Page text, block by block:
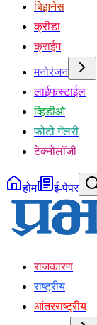
बिझनेस
क्रीडा
क्राईम
मनोरंजन
लाईफस्टाईल
व्हिडीओ
फोटो गॅलरी
टेक्नोलॉजी
होम ई-पेपर
राजकारण
राष्ट्रीय
आंतरराष्ट्रीय